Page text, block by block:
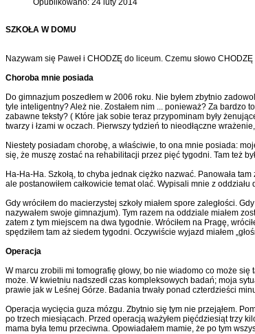
Opublikowano: 24 luty 2014
SZKOŁA W DOMU
Nazywam się Paweł i CHODZĘ do liceum. Czemu słowo
Choroba mnie posiada
Do gimnazjum poszedłem w 2006 roku. Nie byłem zbytnio
tyle inteligentny? Ależ nie. Zostałem nim ... ponieważ? Za bardzo
zabawne teksty? ( Które jak sobie teraz przypominam były
twarzy i łzami w oczach. Pierwszy tydzień to nieodłączne
Niestety posiadam chorobę, a właściwie, to ona mnie posiada:
się, że muszę zostać na rehabilitacji przez pięć tygodni. Tam też
Ha-Ha-Ha. Szkołą, to chyba jednak ciężko nazwać. Panowała
ale postanowiłem całkowicie temat olać. Wypisali mnie z
Gdy wróciłem do macierzystej szkoły miałem spore zaległości.
nazywałem swoje gimnazjum). Tym razem na oddziale miałem
zatem z tym miejscem na dwa tygodnie. Wróciłem na Pragę,
spędziłem tam aż siedem tygodni. Oczywiście wyjazd miałem
Operacja
W marcu zrobili mi tomografię głowy, bo nie wiadomo co może
może. W kwietniu nadszedł czas kompleksowych badań; moja
prawie jak w Leśnej Górze. Badania trwały ponad czterdzieści
Operacja wycięcia guza mózgu. Zbytnio się tym nie przejąłem.
po trzech miesiącach. Przed operacją ważyłem pięćdziesiąt trzy
mama była temu przeciwna. Opowiadałem mamie, że po tym